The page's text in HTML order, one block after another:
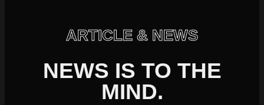
ARTICLE & NEWS
NEWS IS TO THE
MIND.